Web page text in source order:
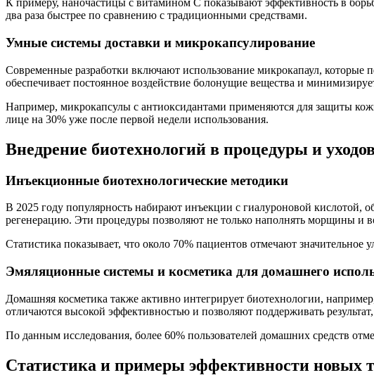
К примеру, наночастицы с витамином C показывают эффективность в
два раза быстрее по сравнению с традиционными средствами.
Умные системы доставки и микрокапсулирование
Современные разработки включают использование микрокапаул, которые
обеспечивает постоянное воздействие болонущие вещества и
Например, микрокапсулы с антиоксидантами применяются для защиты
лице на 30% уже после первой недели использования.
Внедрение биотехнологий в процедуры и
Инъекционные биотехнологические методики
В 2025 году популярность набирают инъекции с гиалуроновой
регенерацию. Эти процедуры позволяют не только наполнять морщины и
Статистика показывает, что около 70% пациентов отмечают
Эмяляционные системы и косметика для домашнего
Домашняя косметика также активно интегрирует биотехнологии,
отличаются высокой эффективностью и позволяют поддерживать
По данным исследования, более 60% пользователей домашних средств
Статистика и примеры эффективности новых